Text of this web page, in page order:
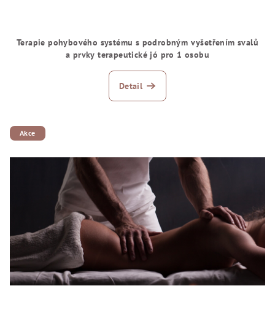
Terapie pohybového systému s podrobným vyšetřením svalů
a prvky terapeutické jó pro 1 osobu
Detail
Akce